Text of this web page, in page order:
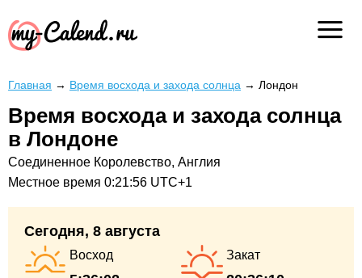
Главная → Время восхода и захода солнца → Лондон
Время восхода и захода солнца
в Лондоне
Соединенное Королевство, Англия
Местное время 0:21:56 UTC+1
Сегодня, 8 августа
Восход Закат